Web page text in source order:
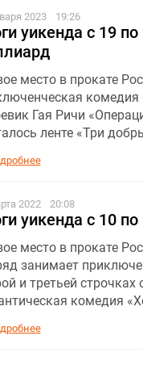
2023 19:26
уикенда c 19
место в прокате
комедия
Гая Ричи
ленте «Три
2022 20:08
уикенда с 10
место в прокате
занимает
и третьей
комедия